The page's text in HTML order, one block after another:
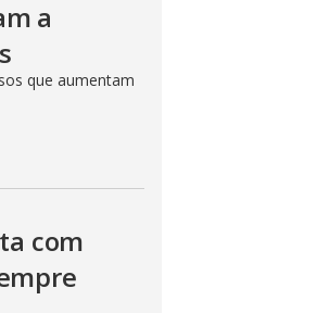
a
que aumentam
com